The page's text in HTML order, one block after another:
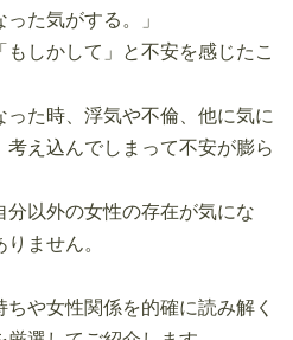
た気がする。」
しかして」と不安を感じたこ
た時、浮気や不倫、他に気に
え込んでしまって不安が膨ら
分以外の女性の存在が気にな
ません。
や女性関係を的確に読み解く